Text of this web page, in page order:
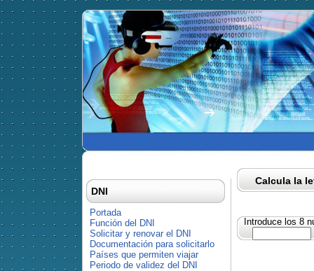
Calcula la
Introduce los 8
DNI
Portada
Función del DNI
Solicitar y renovar el DNI
Documentación para solicitarlo
Países que permiten viajar
Periodo de validez del DNI